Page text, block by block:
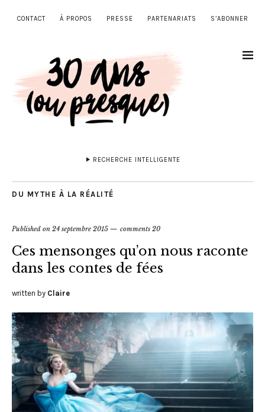
CONTACT À PROPOS PRESSE PARTENARIATS S’ABONNER
RECHERCHE INTELLIGENTE
DU MYTHE À LA RÉALITÉ
Published on 24 septembre 2015 comments 20
Ces mensonges qu’on nous raconte
dans les contes de fées
written by Claire